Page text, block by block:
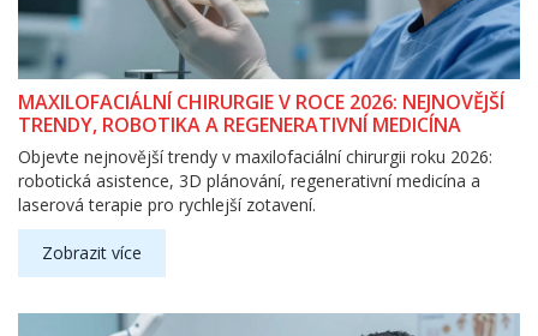
MAXILOFACIÁLNÍ CHIRURGIE V ROCE 2026: NEJNOVĚJŠÍ
TRENDY, ROBOTIKA A REGENERATIVNÍ MEDICÍNA
Objevte nejnovější trendy v maxilofaciální chirurgii roku 2026:
robotická asistence, 3D plánování, regenerativní medicína a
laserová terapie pro rychlejší zotavení.
Zobrazit více